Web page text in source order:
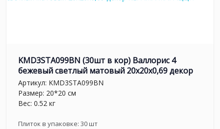
KMD3STA099BN (30шт в кор) Валлорис 4
бежевый светлый матовый 20x20x0,69 декор
Артикул: KMD3STA099BN
Размер: 20*20 см
Вес: 0.52 кг
Плиток в упаковке: 30шт